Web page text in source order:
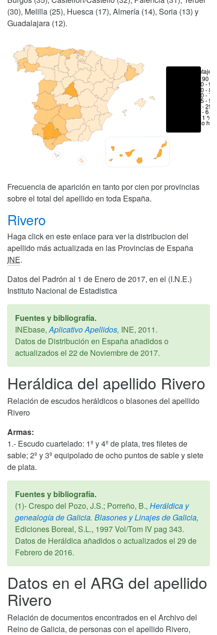
(30), Melilla (25), Huesca (17), Almería (14), Soria (13) y
Guadalajara (12).
Porcentajes
> 90 %
80 -
70 -
50 -
25 -
6 - 25
1 - 6 %
< 1 %
No hay
Frecuencia de aparición en tanto por cien por provincias
sobre el total del apellido en toda España.
Rivero
Haga click en este enlace para ver la distribucion del
apellido más actualizada en las Provincias de España
INE.
Datos del Padrón al 1 de Enero de 2017, en el (I.N.E.)
Instituto Nacional de Estadistica
Fuentes y bibliografía.
INEbase, Aplicativo Apellidos, INE, 2011.
Datos de Distribución en España añadidos o
actualizados el 22 de Noviembre de 2017.
Heráldica del apellido Rivero
Relación de escudos heráldicos o blasones del apellido
Rivero
Armas:
1.- Escudo cuartelado: 1º y 4º de plata, tres filetes de
sable; 2º y 3º equipolado de ocho puntos de sable y siete
de plata.
Fuentes y bibliografía.
(1)- Crespo del Pozo, J.S.; Porreño, B., Heráldica y
genealogía de Galicia. Blasones y Linajes de Galicia,
Ediciones Boreal, S.L., 1997Vol/Tom IV pag 343.
Datos de Heráldica añadidos o actualizados el 29 de
Febrero de 2016.
Datos en el ARG del apellido
Rivero
Relación de documentos encontrados en el Archivo del
Reino de Galicia, de personas con el apellido Rivero,